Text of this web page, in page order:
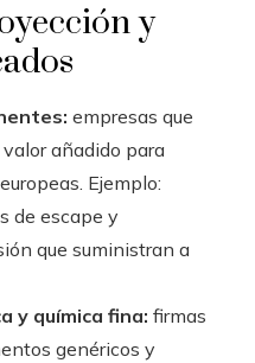
y
empresas que
añadido para
Ejemplo:
de escape y
que suministran a
y química fina: firmas
genéricos y